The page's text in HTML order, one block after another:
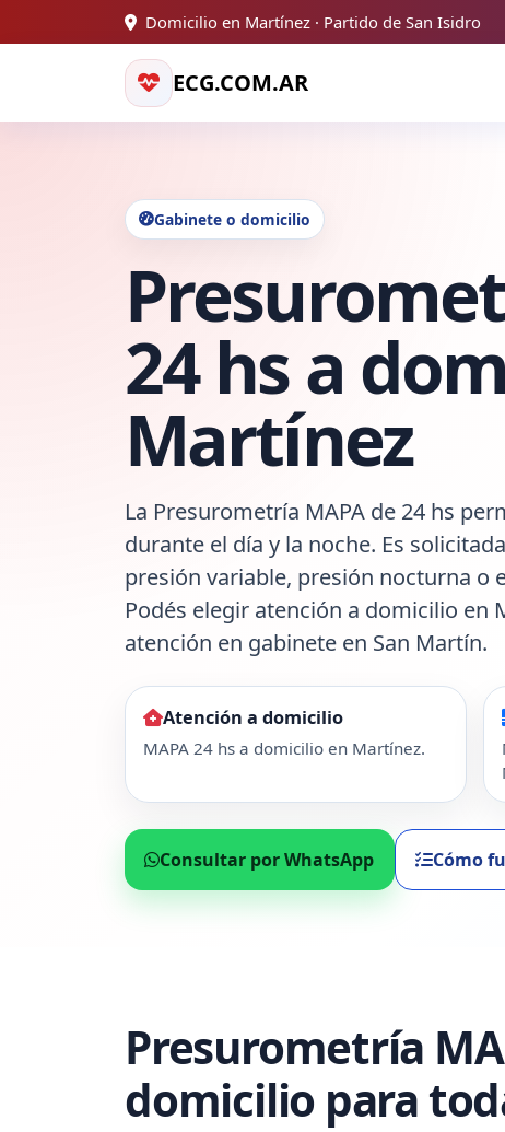
Domicilio en Martínez · Partido de San Isidro
ECG.COM.AR
Gabinete o domicilio
24 hs a
Martínez
La Presurometría MAPA de 24 hs
durante el día y la noche. Es
presión variable, presión nocturna o
Podés elegir atención a domicilio en
atención en gabinete en San Martín.
Atención a domicilio
MAPA 24 hs a domicilio en Martínez.
Consultar por WhatsApp Cómo
Presurometría
domicilio para